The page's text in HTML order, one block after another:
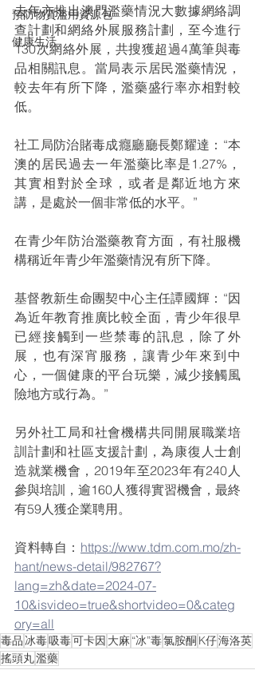
預防物質濫用資源包
健康生活
去年亦推出澳門濫藥情況大數據網絡調
查計劃和網絡外展服務計劃，至今進行
130次網絡外展，共搜獲超過4萬筆與毒
品相關訊息。當局表示居民濫藥情況，
較去年有所下降，濫藥盛行率亦相對較
低。
社工局防治賭毒成癮廳廳長鄭耀達：“本
澳的居民過去一年濫藥比率是1.27%，
其實相對於全球，或者是鄰近地方來
講，是處於一個非常低的水平。”
在青少年防治濫藥教育方面，有社服機
構稱近年青少年濫藥情況有所下降。
基督教新生命團契中心主任譚國輝：“因
為近年教育推廣比較全面，青少年很早
已經接觸到一些禁毒的訊息，除了外
展，也有深宵服務，讓青少年來到中
心，一個健康的平台玩樂，減少接觸風
險地方或行為。”
另外社工局和社會機構共同開展職業培
訓計劃和社區支援計劃，為康復人士創
造就業機會，2019年至2023年有240人
參與培訓，逾160人獲得實習機會，最終
有59人獲企業聘用。
資料轉自： https://www.tdm.com.mo/zh-
hant/news-detail/982767?
lang=zh&date=2024-07-
10&isvideo=true&shortvideo=0&categ
ory=all
毒品冰毒吸毒可卡因 大麻 “冰”毒氯胺酮 K仔海洛英
搖頭丸濫藥